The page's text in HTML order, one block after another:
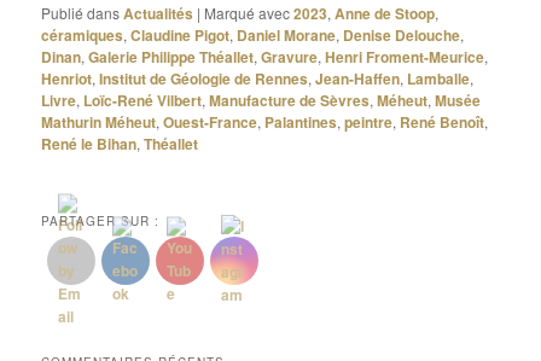
Publié dansActualités | Marqué avec2023,Anne de Stoop,
céramiques,Claudine Pigot, Daniel Morane, Denise Delouche,
Dinan,Galerie Philippe Théallet,Gravure,Henri Froment-Meurice,
Henriot,Institut de Géologie de Rennes,Jean-Haffen, Lamballe,
Livre, Loïc-René Vilbert,Manufacture de Sèvres,Méheut,Musée
Mathurin Méheut,Ouest-France, Palantines,peintre, René Benoît,
René le Bihan,Théallet
PARTAGER SUR :